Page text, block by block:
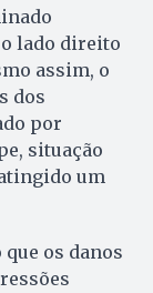
lado direito
assim, o
dos
por
situação
um
os danos